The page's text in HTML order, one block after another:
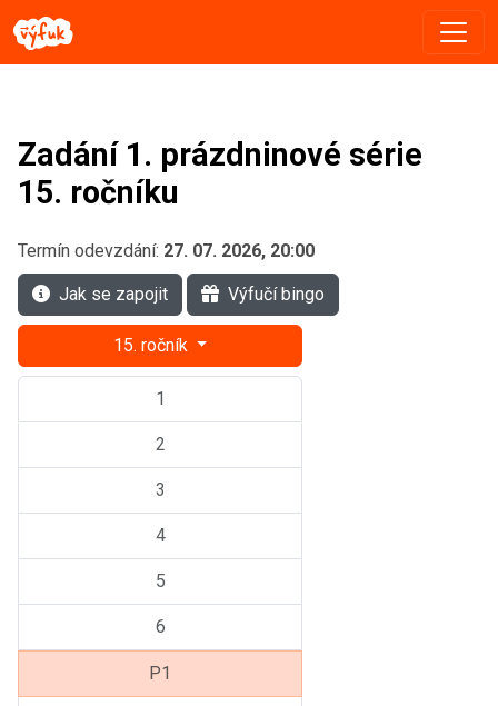
Zadání 1. prázdninové série
15. ročníku
Termín odevzdání: 27. 07. 2026, 20:00
Jak se zapojit Výfučí bingo
15. ročník
1
2
3
4
5
6
P1